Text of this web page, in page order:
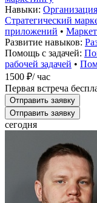
Навыки:
Стратегический
приложений •
Развитие навыков:
Помощь с задачей:
рабочей задачей •
1500 ₽/ час
Первая встреча
Отправить заявку
Отправить заявку
сегодня